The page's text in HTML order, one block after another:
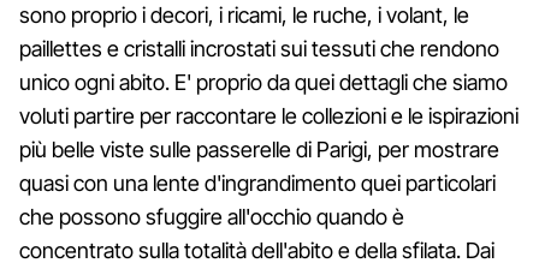
sono proprio i decori, i ricami, le ruche, i volant, le
paillettes e cristalli incrostati sui tessuti che rendono
unico ogni abito. E' proprio da quei dettagli che siamo
voluti partire per raccontare le collezioni e le ispirazioni
più belle viste sulle passerelle di Parigi, per mostrare
quasi con una lente d'ingrandimento quei particolari
che possono sfuggire all'occhio quando è
concentrato sulla totalità dell'abito e della sfilata. Dai